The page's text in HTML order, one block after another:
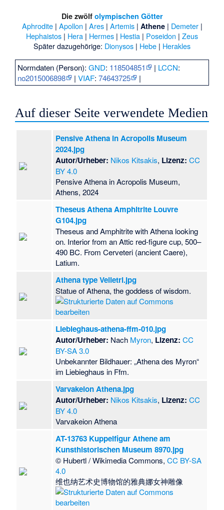
Die zwölf olympischen Götter
Aphrodite| Apollon | Ares| Artemis| Athene| Demeter|
Hephaistos | Hera | Hermes | Hestia | Poseidon | Zeus
Später dazugehörige: Dionysos | Hebe | Herakles
Normdaten (Person):GND: 118504851 | LCCN:
no2015006898
|VIAF:74643725 |
Auf dieser Seite verwendete Medien
Pensive Athena in Acropolis Museum
2024.jpg
Autor/Urheber: Nikos Kitsakis, Lizenz: CC
BY 4.0
Pensive Athena in Acropolis Museum,
Athens, 2024
Theseus Athena Amphitrite Louvre
G104.jpg
Theseus and Amphitrite with Athena looking
on. Interior from an Attic red-figure cup, 500–
490 BC. From Cerveteri (ancient Caere),
Latium.
Athena type Velletri.jpg
Statue of Athena, the goddess of wisdom.
Liebieghaus-athena-ffm-010.jpg
Autor/Urheber: Nach Myron, Lizenz: CC
BY-SA 3.0
Unbekannter Bildhauer: „Athena des Myron“
im Liebieghaus in Ffm.
Varvakeion Athena.jpg
Autor/Urheber: Nikos Kitsakis, Lizenz: CC
BY 4.0
Varvakeion Athena
AT-13763 Kuppelfigur Athene am
Kunsthistorischen Museum 8970.jpg
© Hubertl / Wikimedia Commons,CC BY-SA
4.0
维也纳艺术史博物馆的雅典娜女神雕像